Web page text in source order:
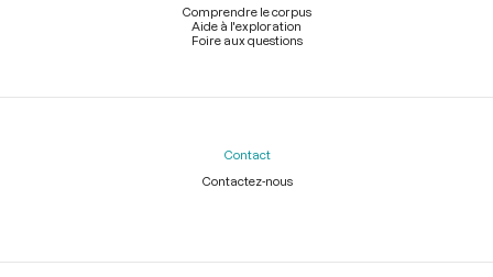
Comprendre le corpus
Aide à l'exploration
Foire aux questions
Contact
Contactez-nous
Légal